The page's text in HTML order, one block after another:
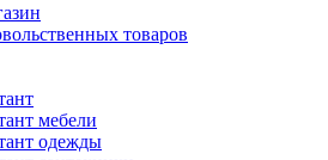
товаров
мебели
одежды